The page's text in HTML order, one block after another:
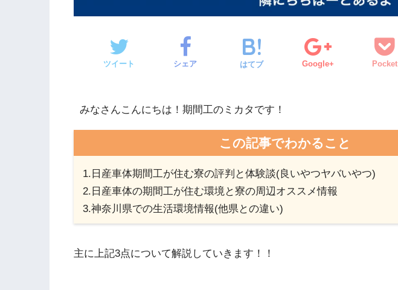
ツイート シェア はてブ Google+ Pocket
みなさんこんにちは！期間工のミカタです！
この記事でわかること
1.日産車体期間工が住む寮の評判と体験談(良いやつヤバいやつ)
2.日産車体の期間工が住む環境と寮の周辺オススメ情報
3.神奈川県での生活環境情報(他県との違い)
主に上記3点について解説していきます！！